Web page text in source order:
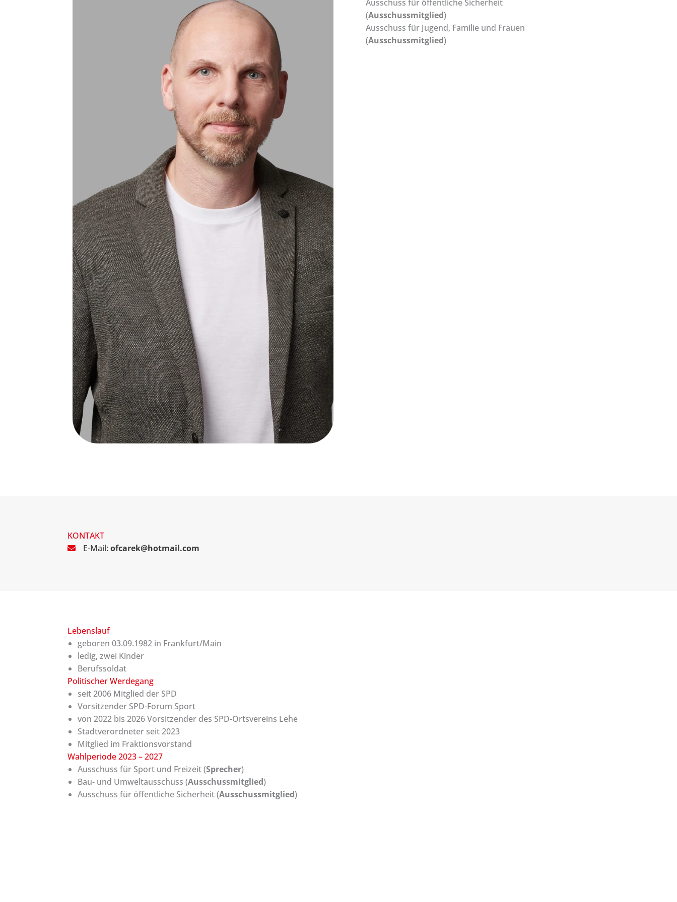
Ausschuss für öffentliche Sicherheit
(Ausschussmitglied)
Ausschuss für Jugend, Familie und Frauen
(Ausschussmitglied)
KONTAKT
E-Mail: ofcarek@hotmail.com
Lebenslauf
geboren 03.09.1982 in Frankfurt/Main
ledig, zwei Kinder
Berufssoldat
Politischer Werdegang
seit 2006 Mitglied der SPD
Vorsitzender SPD-Forum Sport
von 2022 bis 2026 Vorsitzender des SPD-Ortsvereins Lehe
Stadtverordneter seit 2023
Mitglied im Fraktionsvorstand
Wahlperiode 2023 – 2027
Ausschuss für Sport und Freizeit (Sprecher)
Bau- und Umweltausschuss (Ausschussmitglied)
Ausschuss für öffentliche Sicherheit (Ausschussmitglied)